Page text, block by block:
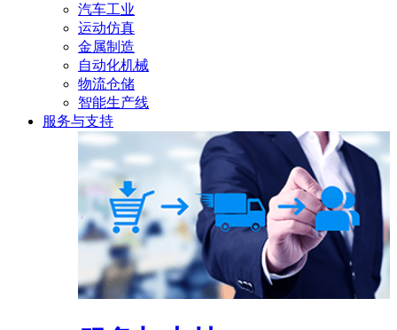
汽车工业
运动仿真
金属制造
自动化机械
物流仓储
智能生产线
服务与支持